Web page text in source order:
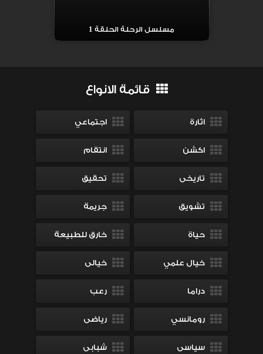
مسلسل الرحلة الحلقة 1
قائمة الانواع
اثارة اجتماعي
اكشن انتقام
تاريخى تحقيق
تشويق جريمة
حياة خارق للطبيعة
خيال علمي خيالى
دراما رعب
رومانسي رياضى
سياسى شبابى